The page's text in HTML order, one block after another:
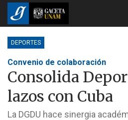
DEPORTES
Convenio de colaboración
Consolida
lazos con Cuba
La DGDU hace sinergia